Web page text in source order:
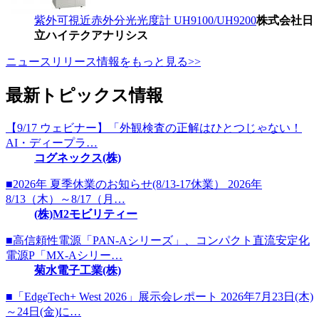
紫外可視近赤外分光光度計 UH9100/UH9200株式会社日
立ハイテクアナリシス
ニュースリリース情報をもっと見る>>
最新トピックス情報
【9/17 ウェビナー】「外観検査の正解はひとつじゃない！
AI・ディープラ…
コグネックス(株)
■2026年 夏季休業のお知らせ(8/13-17休業） 2026年
8/13（木）～8/17（月…
(株)M2モビリティー
■高信頼性電源「PAN-Aシリーズ」、コンパクト直流安定化
電源P「MX-Aシリー…
菊水電子工業(株)
■「EdgeTech+ West 2026」展示会レポート 2026年7月23日(木)
～24日(金)に…